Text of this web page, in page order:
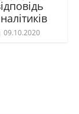
09.10.2020